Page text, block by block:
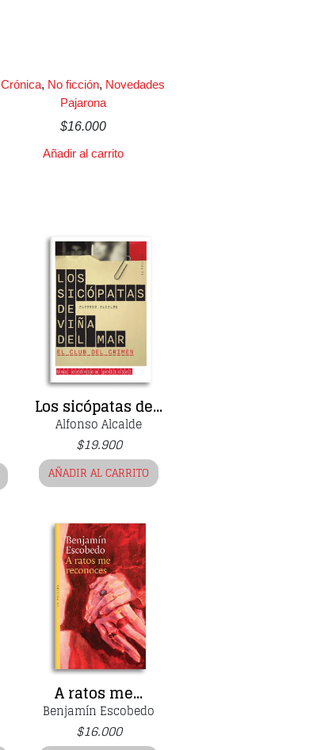
Crónica, No ficción, Novedades
Pajarona
$16.000
Añadir al carrito
Los sicópatas de...
$19.900
Alfonso Alcalde
AÑADIR AL CARRITO
A ratos me...
$16.000
Benjamín Escobedo